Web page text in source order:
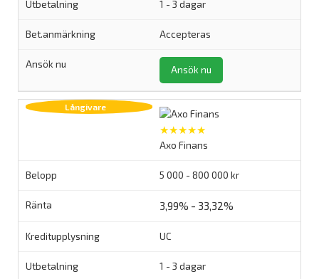
1 - 3 dagar
Accepteras
Ansök nu
★★★★★
Axo Finans
5 000 - 800 000 kr
3,99% - 33,32%
UC
1 - 3 dagar